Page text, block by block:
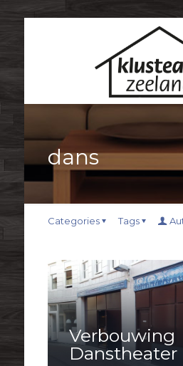
dans
Categories Tags
Verbouwing
Danstheater